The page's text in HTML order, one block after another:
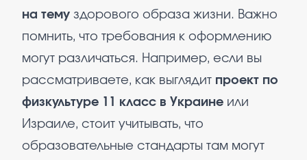
на тему здорового образа жизни. Важно
помнить, что требования к оформлению
могут различаться. Например, если вы
рассматриваете, как выглядит проект по
физкультуре 11 класс в Украине или
Израиле, стоит учитывать, что
образовательные стандарты там могут